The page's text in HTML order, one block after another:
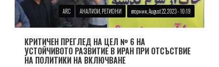
ARC АНАЛИЗИ, РЕГИОНИ вторник, August 22, 2023 - 10:19
КРИТИЧЕН ПРЕГЛЕД НА ЦЕЛ № 6 НА
УСТОЙЧИВОТО РАЗВИТИЕ В ИРАН ПРИ ОТСЪСТВИЕ
НА ПОЛИТИКИ НА ВКЛЮЧВАНЕ